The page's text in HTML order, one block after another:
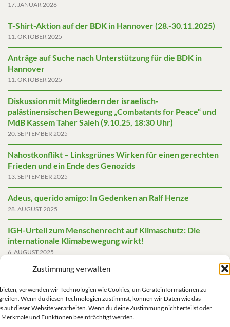
Zustimmung verwalten
verwenden wir Technologien wie Cookies, um Geräteinformationen zu
Wenn du diesen Technologien zustimmst, können wir Daten wie das
auf dieser Website verarbeiten. Wenn du deine Zustimmung nicht erteilst oder
und Funktionen beeinträchtigt werden.
17. JANUAR 2026
T-Shirt-Aktion auf der BDK in Hannover (28.-30.11.2025)
11. OKTOBER 2025
Anträge auf Suche nach Unterstützung für die BDK in
Hannover
11. OKTOBER 2025
Diskussion mit Mitgliedern der israelisch-
palästinensischen Bewegung „Combatants for Peace“ und
MdB Kassem Taher Saleh (9.10.25, 18:30 Uhr)
20. SEPTEMBER 2025
Nahostkonflikt – Linksgrünes Wirken für einen gerechten
Frieden und ein Ende des Genozids
13. SEPTEMBER 2025
Adeus, querido amigo: In Gedenken an Ralf Henze
28. AUGUST 2025
IGH-Urteil zum Menschenrecht auf Klimaschutz: Die
internationale Klimabewegung wirkt!
6. AUGUST 2025
Friedensgutachten 2025
Die AfD mit mehr Demokratie wegregieren
14. MAI 2025